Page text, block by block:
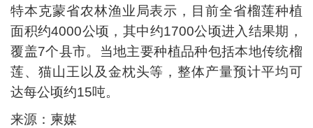
特本克蒙省农林渔业局表示，目前全省榴莲种植
面积约4000公顷，其中约1700公顷进入结果期，
覆盖7个县市。当地主要种植品种包括本地传统榴
莲、猫山王以及金枕头等，整体产量预计平均可
达每公顷约15吨。
来源：柬媒